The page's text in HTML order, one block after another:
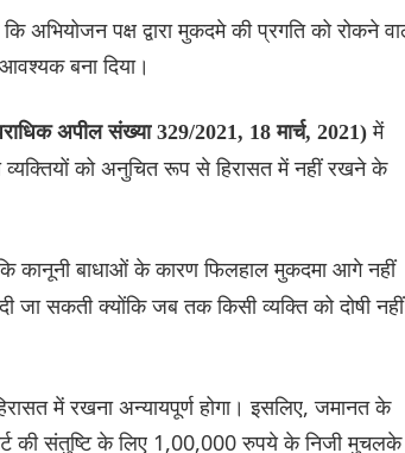
अभियोजन पक्ष द्वारा मुकदमे की प्रगति को रोकने
बना दिया।
अपील संख्या 329/2021, 18 मार्च, 2021)में
व्यक्तियों को अनुचित रूप से हिरासत में नहीं रखने के
कानूनी बाधाओं के कारण फिलहाल मुकदमा आगे नहीं
सकती क्योंकि जब तक किसी व्यक्ति को दोषी नहीं
में रखना अन्यायपूर्ण होगा। इसलिए, जमानत के
की संतुष्टि के लिए 1,00,000 रुपये के निजी मुचलके